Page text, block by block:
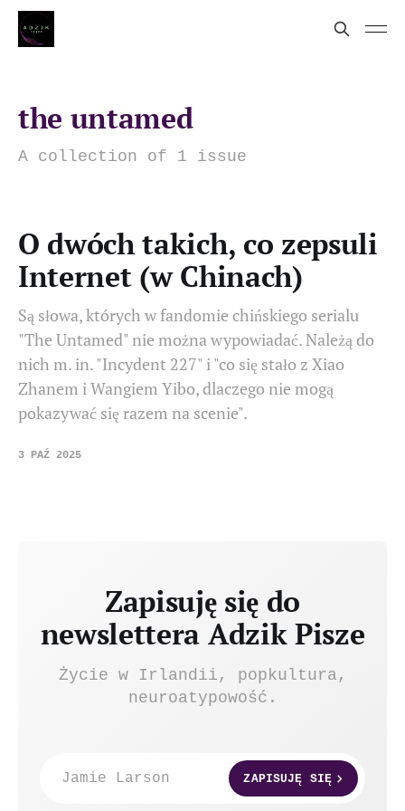
the untamed
A collection of 1 issue
O dwóch takich, co zepsuli
Internet (w Chinach)
Są słowa, których w fandomie chińskiego serialu
"The Untamed" nie można wypowiadać. Należą do
nich m. in. "Incydent 227" i "co się stało z Xiao
Zhanem i Wangiem Yibo, dlaczego nie mogą
pokazywać się razem na scenie".
3 PAŹ 2025
Zapisuję się do
newslettera Adzik Pisze
Życie w Irlandii, popkultura,
neuroatypowość.
Jamie Larson ZAPISUJĘ SIĘ